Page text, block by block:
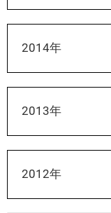
2014年
2013年
2012年